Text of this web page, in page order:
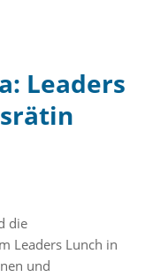
Leaders
die
Leaders Lunch in
und